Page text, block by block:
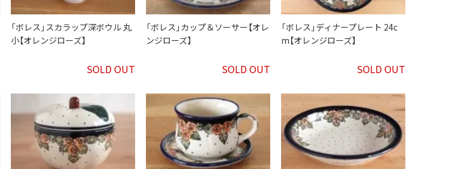
「ボレス」スカラップ深ボウル 丸
小【オレンジローズ】
SOLD OUT
「ボレス」カップ＆ソーサー【オレ
ンジローズ】
SOLD OUT
「ボレス」ディナープレート 24c
m【オレンジローズ】
SOLD OUT